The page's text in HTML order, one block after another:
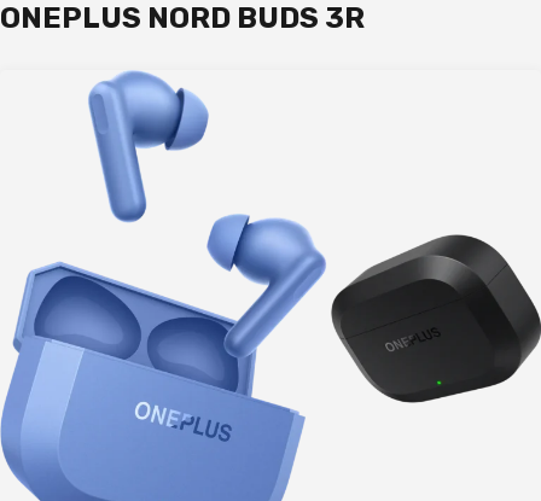
ONEPLUS NORD BUDS 3R